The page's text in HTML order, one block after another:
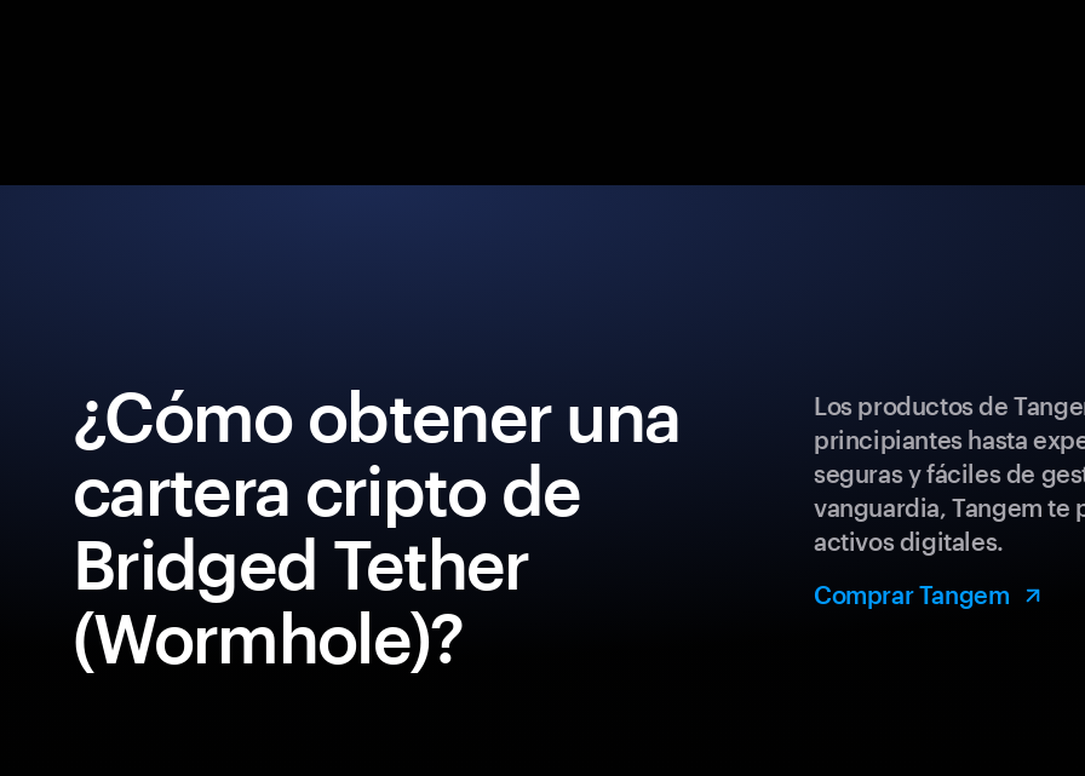
¿Cómo obtener una
cartera cripto de
Bridged Tether
(Wormhole)?
Los productos de
principiantes hasta
seguras y fáciles de
vanguardia, Tangem
activos digitales.
Comprar Tangem